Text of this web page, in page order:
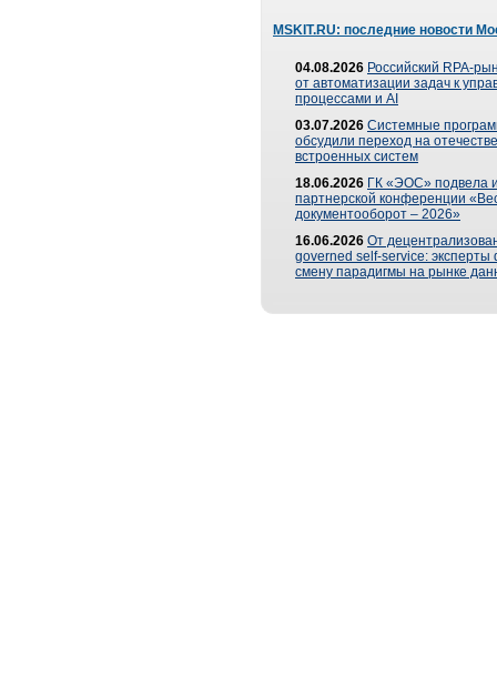
MSKIT.RU: последние новости
04.08.2026 Российский RPA-
от автоматизации задач к
процессами и AI
03.07.2026 Системные
обсудили переход на
встроенных систем
18.06.2026 ГК «ЭОС» подвела
партнерской конференции
документооборот – 2026»
16.06.2026 От
governed self-service: эксперты
смену парадигмы на рынке